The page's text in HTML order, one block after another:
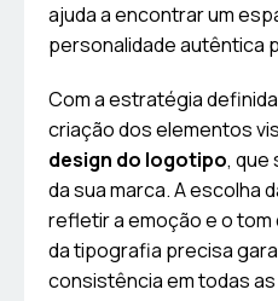
ajuda a encontrar um
personalidade autêntica
Com a estratégia
criação dos elementos
design do logotipo, que
da sua marca. A escolha
refletir a emoção e o
da tipografia precisa
consistência em todas